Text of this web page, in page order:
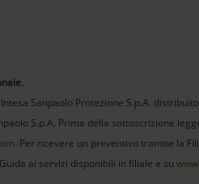
Sanpaolo Protezione S.p.A.
S.p.A. Prima della sottoscrizione
. Per ricevere un preventivo tramite la
ai servizi disponibili in filiale e su